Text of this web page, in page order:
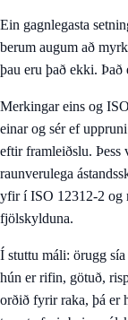
Ein gagnlegasta
berum augum að
þau eru það ekki.
Merkingar eins og
einar og sér ef
eftir framleiðslu. Þess
raunverulega
yfir íISO 12312-2 og
fjölskylduna.
Í stuttu máli: örugg
hún er rifin, götuð,
orðið fyrir raka, þá er